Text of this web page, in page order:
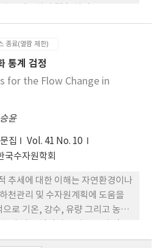
양강댐 유역 12개 강우량 관측소
모형을 구축하였으며, 모형의 성
에서 가장 많이 사용되고 있는 우
리법(RDS)과 산술평균법
값과 비교하여 신경망을 이용한
종료(열람 제한)
통계 검정
for the Flow Change in
윤
집
Vol. 41 No. 10
국수자원학회
추세에 대한 이해는 자연환경이나
천관리 및 수자원계획에 도움을
으로 기온, 강수, 유량 그리고 농업,
적으로 하천의 흐름에 반영되게